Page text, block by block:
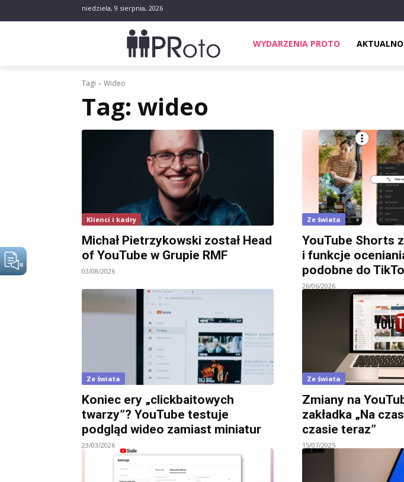
niedziela, 9 sierpnia, 2026
WYDARZENIA PROTO
Tagi Wideo
Tag: wideo
Klienci i kadry
Michał Pietrzykowski został Head
of YouTube w Grupie RMF
03/08/2026
Ze świata
YouTube Shorts
i funkcje
podobne do
26/06/2026
Ze świata
Koniec ery „clickbaitowych
twarzy”? YouTube testuje
podgląd wideo zamiast miniatur
23/03/2026
Ze świata
Zmiany na
zakładka „Na
czasie teraz”
15/07/2025